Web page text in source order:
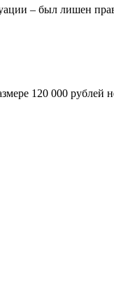
– был лишен
120 000 рублей